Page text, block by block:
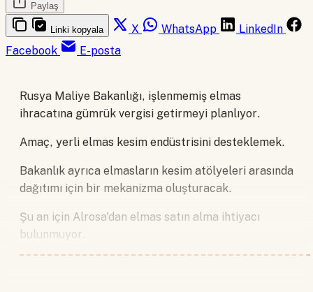
Paylaş
Linki kopyala X WhatsApp
LinkedIn
Facebook
E-posta
Rusya Maliye Bakanlığı, işlenmemiş elmas
ihracatına gümrük vergisi getirmeyi planlıyor.
Amaç, yerli elmas kesim endüstrisini desteklemek.
Bakanlık ayrıca elmasların kesim atölyeleri arasında
dağıtımı için bir mekanizma oluşturacak.
Şu an için Alrosa'dan elmas satın alma ihtiyacı
bulunmuyor.